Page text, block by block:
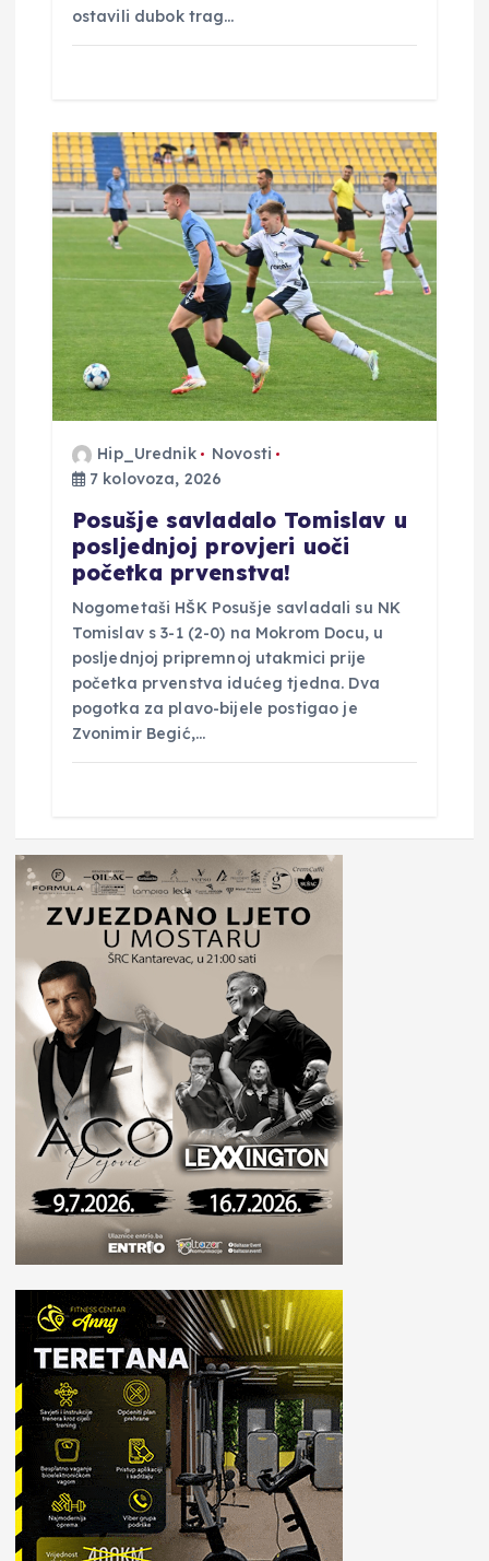
ostavili dubok trag…
Hip_Urednik
Novosti
7 kolovoza, 2026
Posušje savladalo Tomislav u
posljednjoj provjeri uoči
početka prvenstva!
Nogometaši HŠK Posušje savladali su NK
Tomislav s 3-1 (2-0) na Mokrom Docu, u
posljednjoj pripremnoj utakmici prije
početka prvenstva idućeg tjedna. Dva
pogotka za plavo-bijele postigao je
Zvonimir Begić,…